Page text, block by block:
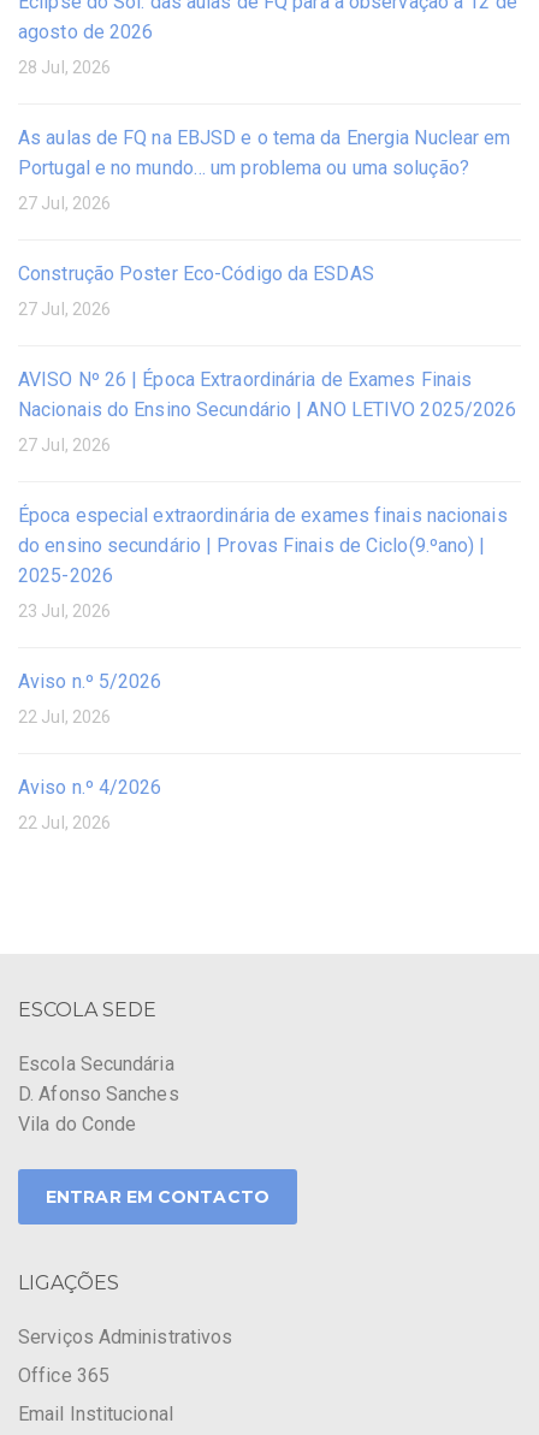
agosto de 2026
28 Jul, 2026
As aulas de FQ na EBJSD e o tema da Energia Nuclear em
Portugal e no mundo… um problema ou uma solução?
27 Jul, 2026
Construção Poster Eco-Código da ESDAS
27 Jul, 2026
AVISO Nº 26 | Época Extraordinária de Exames Finais
Nacionais do Ensino Secundário | ANO LETIVO 2025/2026
27 Jul, 2026
Época especial extraordinária de exames finais nacionais
do ensino secundário | Provas Finais de Ciclo(9.ºano) |
2025-2026
23 Jul, 2026
Aviso n.º 5/2026
22 Jul, 2026
Aviso n.º 4/2026
22 Jul, 2026
ESCOLA SEDE
Escola Secundária
D. Afonso Sanches
Vila do Conde
ENTRAR EM CONTACTO
LIGAÇÕES
Serviços Administrativos
Office 365
Email Institucional